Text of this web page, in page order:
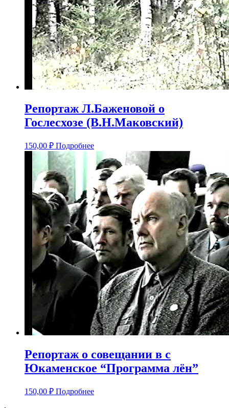
Репортаж Л.Баженовой о
Гослесхозе (В.Н.Маковский)
150,00 ₽ Подробнее
Репортаж о совещании в с
Юкаменское “Программа лён”
150,00 ₽ Подробнее